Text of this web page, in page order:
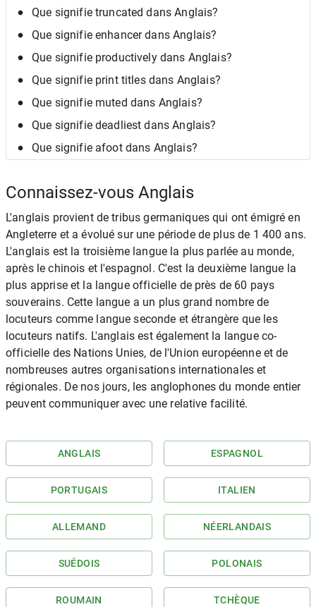
Que signifie truncated dans Anglais?
Que signifie enhancer dans Anglais?
Que signifie productively dans Anglais?
Que signifie print titles dans Anglais?
Que signifie muted dans Anglais?
Que signifie deadliest dans Anglais?
Que signifie afoot dans Anglais?
Connaissez-vous Anglais
L'anglais provient de tribus germaniques qui ont émigré en
Angleterre et a évolué sur une période de plus de 1 400 ans.
L'anglais est la troisième langue la plus parlée au monde,
après le chinois et l'espagnol. C'est la deuxième langue la
plus apprise et la langue officielle de près de 60 pays
souverains. Cette langue a un plus grand nombre de
locuteurs comme langue seconde et étrangère que les
locuteurs natifs. L'anglais est également la langue co-
officielle des Nations Unies, de l'Union européenne et de
nombreuses autres organisations internationales et
régionales. De nos jours, les anglophones du monde entier
peuvent communiquer avec une relative facilité.
ANGLAIS ESPAGNOL
PORTUGAIS ITALIEN
ALLEMAND NÉERLANDAIS
SUÉDOIS POLONAIS
ROUMAIN TCHÈQUE